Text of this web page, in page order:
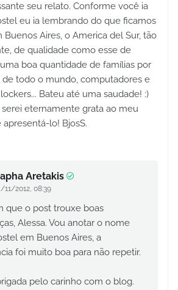
seu relato. Conforme você ia
eu ia lembrando do que ficamos
Aires, o America del Sur, tão
de qualidade como esse de
boa quantidade de famílias por
todo o mundo, computadores e
Bateu até uma saudade! :)
eternamente grata ao meu
lo! BjosS.
Aretakis
11/2012, 08:39
que o post trouxe boas
Alessa. Vou anotar o nome
em Buenos Aires, a
foi muito boa para não repetir.
pelo carinho com o blog.